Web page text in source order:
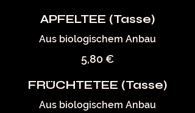
APFELTEE (Tasse)
Aus biologischem Anbau
5,80 €
FRÜCHTETEE (Tasse)
Aus biologischem Anbau